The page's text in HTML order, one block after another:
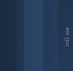
Bar
mil. eur